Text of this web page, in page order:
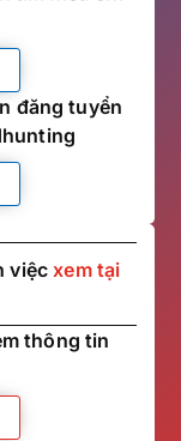
đăng tuyển
việcxem tại
thông tin